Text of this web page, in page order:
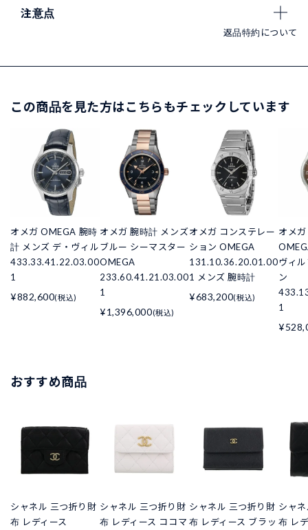
注意点
返品特約について
この商品を見た方はこちらもチェックしています
オメガ OMEGA 腕時
計 メンズ デ・ヴィル
433.33.41.22.03.00
1
¥882,600(税込)
オメガ 腕時計 メンズ
ブルー シーマスター
OMEGA
233.60.41.21.03.00
1
¥1,396,000(税込)
オメガ コンステレー
ション OMEGA
131.10.36.20.01.00
1 メンズ 腕時計
¥683,200(税込)
オメ
ヴィ
ン
1
おすすめ商品
シャネル 三つ折り財
布 レディース
シャネル 三つ折り財
布 レディース ココマ
シャネル 三つ折り財
布 レディース ブラッ
シャ
布 レ